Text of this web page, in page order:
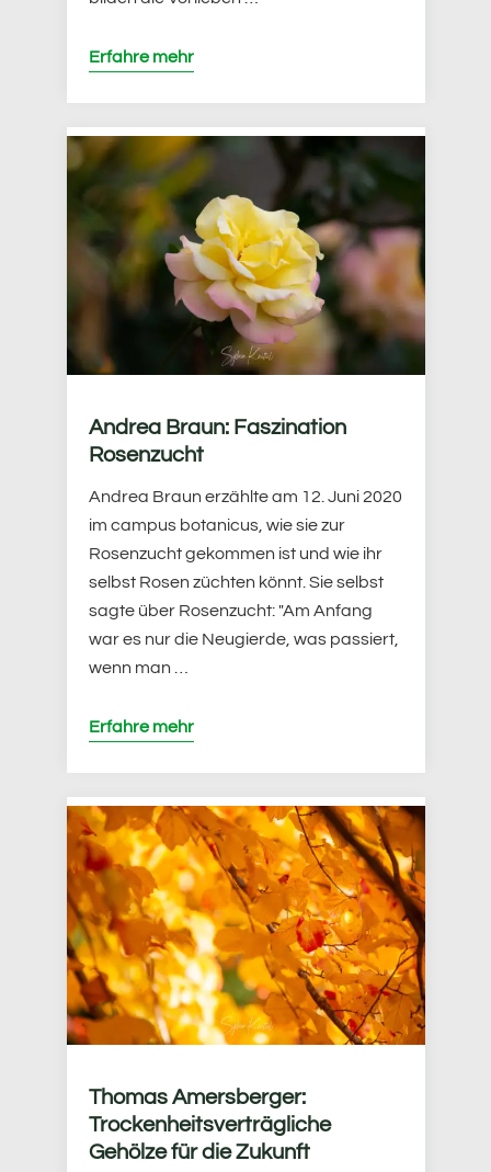
Erfahre mehr
Andrea Braun: Faszination
Rosenzucht
Andrea Braun erzählte am 12. Juni 2020
im campus botanicus, wie sie zur
Rosenzucht gekommen ist und wie ihr
selbst Rosen züchten könnt. Sie selbst
sagte über Rosenzucht: "Am Anfang
war es nur die Neugierde, was passiert,
wenn man …
Erfahre mehr
Thomas Amersberger:
Trockenheitsverträgliche
Gehölze für die Zukunft